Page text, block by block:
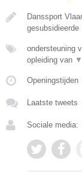
Danssport
gesubsidieerde
ondersteuning
opleiding van ▼
Openingstijden
Laatste tweets
Sociale media: